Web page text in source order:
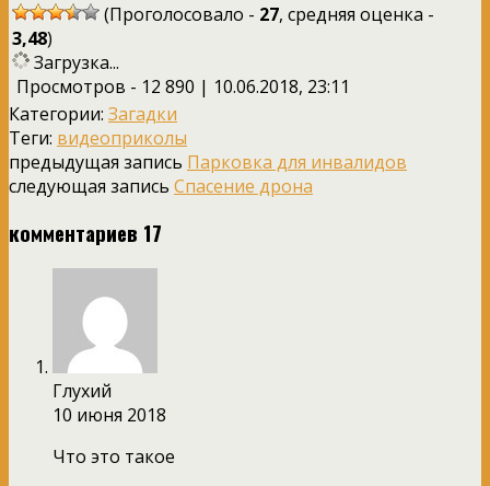
(Проголосовало - 27, средняя оценка -
3,48)
Загрузка...
Просмотров - 12 890 | 10.06.2018, 23:11
Категории: Загадки
Теги: видеоприколы
предыдущая запись Парковка для инвалидов
следующая запись Спасение дрона
комментариев 17
Глухий
10 июня 2018
Что это такое